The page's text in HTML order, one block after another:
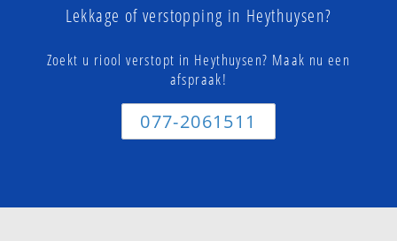
Lekkage of verstopping in Heythuysen?
Zoekt u riool verstopt in Heythuysen? Maak nu een
afspraak!
077-2061511